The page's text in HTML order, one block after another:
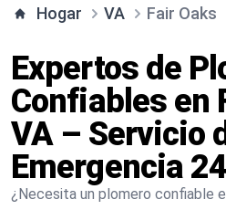
Hogar VA Fair Oaks
Expertos de
Confiables en
VA – Servicio
Emergencia
¿Necesita un plomero confiable